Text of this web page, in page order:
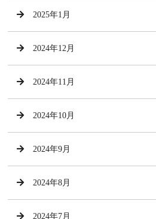
2025年1月
2024年12月
2024年11月
2024年10月
2024年9月
2024年8月
2024年7月